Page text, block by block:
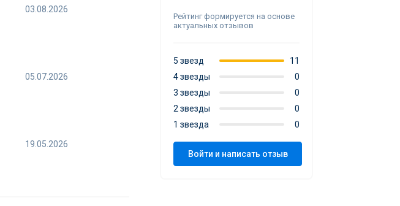
03.08.2026
05.07.2026
19.05.2026
Рейтинг формируется на основе
актуальных отзывов
5 звезд
11
4 звезды
0
3 звезды
0
2 звезды
0
1 звезда
0
Войти и написать отзыв